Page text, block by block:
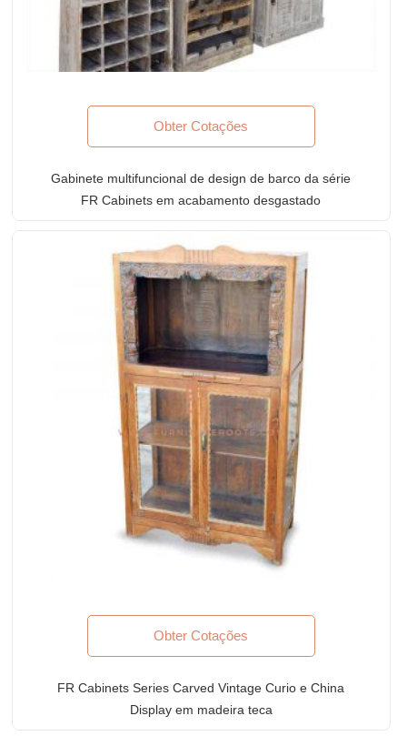
Obter Cotações
Gabinete multifuncional de design de barco da série
FR Cabinets em acabamento desgastado
Obter Cotações
FR Cabinets Series Carved Vintage Curio e China
Display em madeira teca